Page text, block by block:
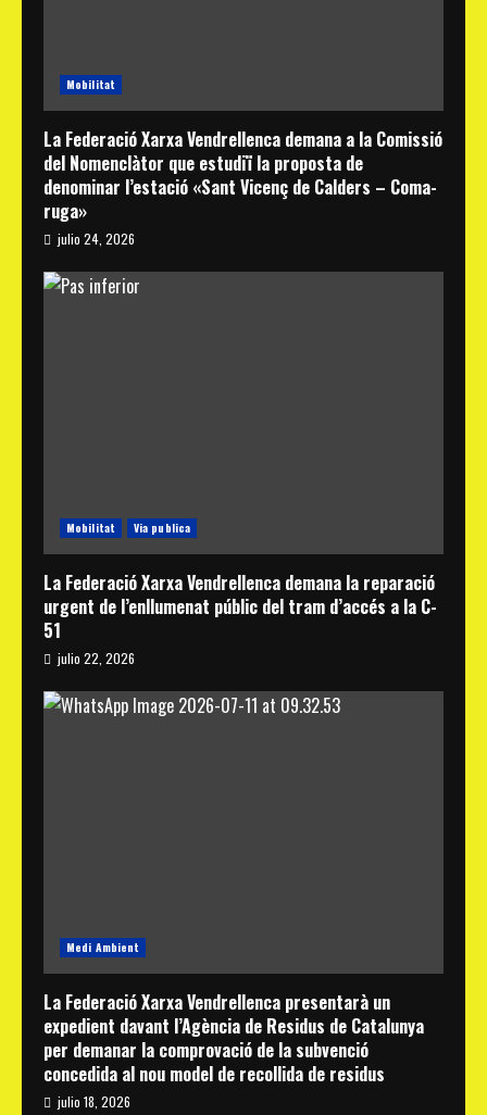
Mobilitat
La Federació Xarxa Vendrellenca demana a la Comissió
del Nomenclàtor que estudiï la proposta de
denominar l’estació «Sant Vicenç de Calders – Coma-
ruga»
julio 24, 2026
Mobilitat Via publica
La Federació Xarxa Vendrellenca demana la reparació
urgent de l’enllumenat públic del tram d’accés a la C-
51
julio 22, 2026
Medi Ambient
La Federació Xarxa Vendrellenca presentarà un
expedient davant l’Agència de Residus de Catalunya
per demanar la comprovació de la subvenció
concedida al nou model de recollida de residus
julio 18, 2026